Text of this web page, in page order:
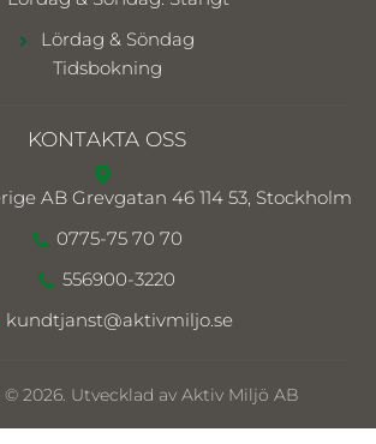
Lördag & Söndag
Tidsbokning
KONTAKTA OSS
AB Grevgatan 46 114 53, Stockholm
0775-75 70 70
556900-3220
kundtjanst@aktivmiljo.se
2026. Utvecklad av Aktiv Miljö AB